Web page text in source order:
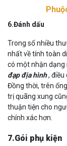
6.Đánh dấu
Trong số nhiều
nhất về tính toàn
có một nhận dạng
đạp địa hình, điều
Đồng thời, trên
trị quãng xung
thuận tiện cho
chính xác hơn.
7.Gói phụ kiện